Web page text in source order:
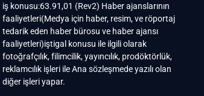
iş konusu:63.91,01 (Rev2) Haber ajanslarının
faaliyetleri(Medya için haber, resim, ve röportaj
tedarik eden haber bürosu ve haber ajansı
faaliyetleri)iştigal konusu ile ilgili olarak
fotoğrafçılık, filimcilik, yayıncılık, prodöktörlük,
reklamcılık işleri ile Ana sözleşmede yazılı olan
diğer işleri yapar.